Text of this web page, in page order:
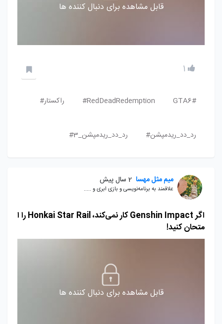
قابل مشاهده برای دنبال کننده ها
1
GTA6#
RedDeadRedemption# راکستار#
رد_دد_ریدمپشن# رد_دد_ریدمپشن_3#
میم مثل مهسا 2 سال پیش
علاقمند به برنامه‌نویسی و بازی ابری و .....
اگر Genshin Impact کار نمی‌کند، Honkai Star Rail را ا
متحان کنید!
قابل مشاهده برای دنبال کننده ها